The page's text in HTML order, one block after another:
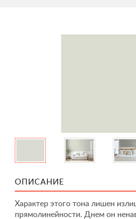
ОПИСАНИЕ
Характер этого тона лишен
прямолинейности. Днем он